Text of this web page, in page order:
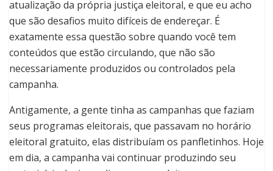
atualização da própria justiça eleitoral, e que eu acho
que são desafios muito difíceis de endereçar. É
exatamente essa questão sobre quando você tem
conteúdos que estão circulando, que não são
necessariamente produzidos ou controlados pela
campanha.
Antigamente, a gente tinha as campanhas que faziam
seus programas eleitorais, que passavam no horário
eleitoral gratuito, elas distribuíam os panfletinhos. Hoje
em dia, a campanha vai continuar produzindo seu